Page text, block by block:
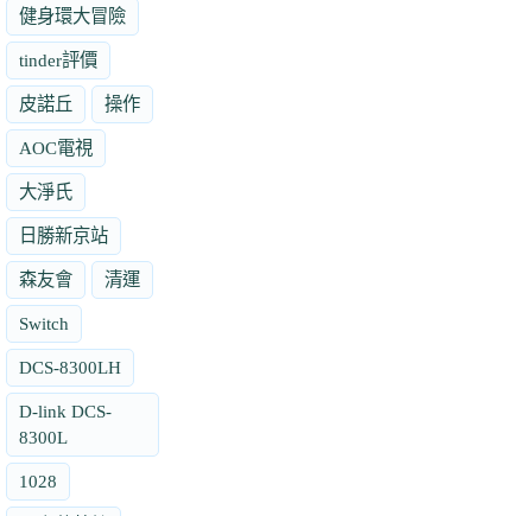
健身環大冒險
tinder評價
皮諾丘 操作
AOC電視
大淨氏
日勝新京站
森友會 清運
Switch
DCS-8300LH
D-link DCS-
8300L
1028